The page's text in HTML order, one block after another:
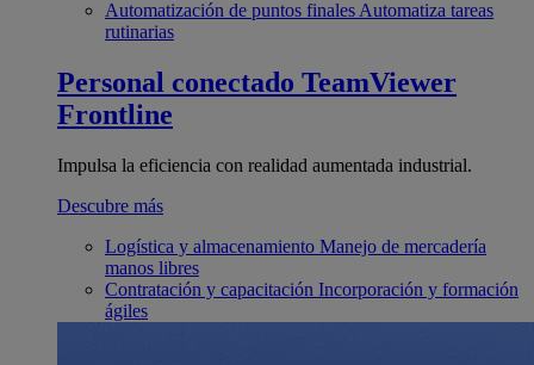
Automatización de puntos finales Automatiza tareas
rutinarias
Personal conectado TeamViewer
Frontline
Impulsa la eficiencia con realidad aumentada industrial.
Descubre más
Logística y almacenamiento Manejo de mercadería
manos libres
Contratación y capacitación Incorporación y formación
ágiles